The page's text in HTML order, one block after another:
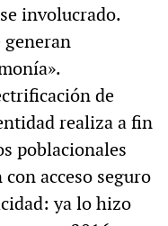
involucrado.
generan
de
realiza a fin
poblacionales
acceso seguro
ya lo hizo